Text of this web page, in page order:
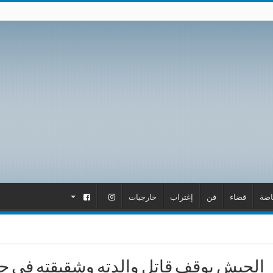
قضاء فن إغتراب خارجيات
الجيش يوقف قاتل والدته وشقيقته في